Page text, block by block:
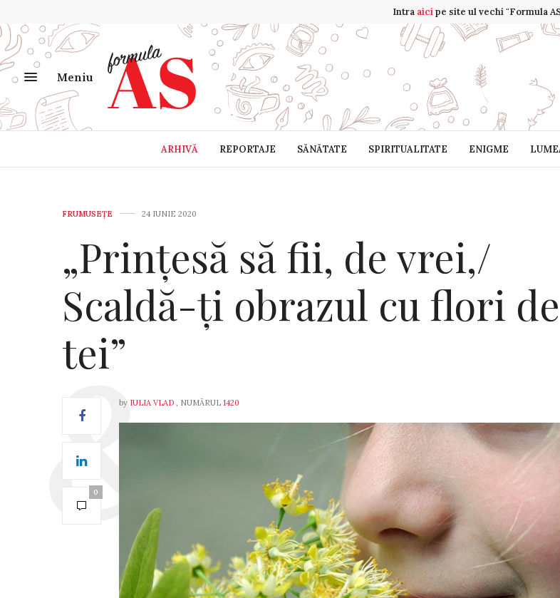
Intra aicipe site ul vechi "Formula
Meniu
ARHIVĂ REPORTAJE SĂNĂTATE SPIRITUALITATE ENIGME
FRUMUSEȚE 24 IUNIE 2020
„Prințesă să fii, de vrei,/
Scaldă-ți obrazul cu flori de
tei”
0
by IULIA VLAD , NUMĂRUL 1420